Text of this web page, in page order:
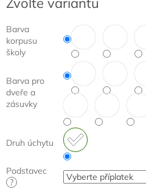
cena:
Barva
korpusu
školy
Barva pro
dveře a
zásuvky
Druh úchytu
Podstavec
?